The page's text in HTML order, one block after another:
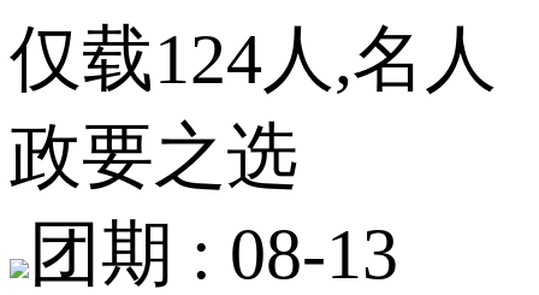
仅载124人,名人
政要之选
团期 : 08-13